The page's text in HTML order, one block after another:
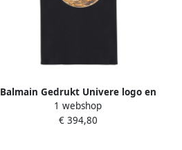
Balmain Gedrukt Univere logo en
planeet T-shirt Black Heren
1 webshop
€ 394,80